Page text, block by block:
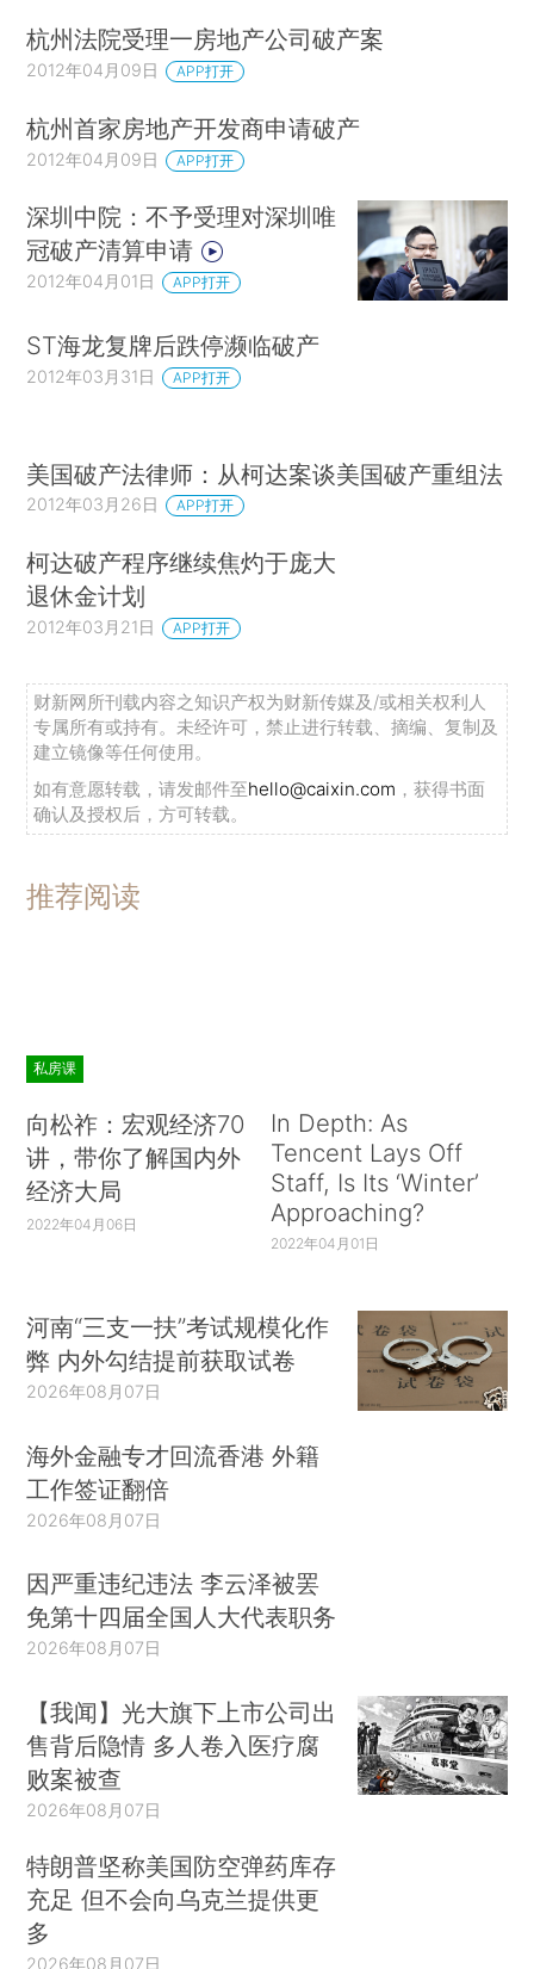
杭州法院受理一房地产公司破产案
2012年04月09日 APP打开
杭州首家房地产开发商申请破产
2012年04月09日 APP打开
深圳中院：不予受理对深圳唯
冠破产清算申请
2012年04月01日 APP打开
ST海龙复牌后跌停濒临破产
2012年03月31日 APP打开
美国破产法律师：从柯达案谈美国破产重组法
2012年03月26日 APP打开
柯达破产程序继续焦灼于庞大
退休金计划
2012年03月21日 APP打开
财新网所刊载内容之知识产权为财新传媒及/或相关权利人
专属所有或持有。未经许可，禁止进行转载、摘编、复制及
建立镜像等任何使用。
如有意愿转载，请发邮件至hello@caixin.com ，获得书面
确认及授权后，方可转载。
推荐阅读
私房课
向松祚：宏观经济70
讲，带你了解国内外
经济大局
2022年04月06日
In Depth: As
Tencent Lays Off
Staff, Is Its ‘Winter’
Approaching?
2022年04月01日
河南“三支一扶”考试规模化作
弊 内外勾结提前获取试卷
2026年08月07日
海外金融专才回流香港 外籍
工作签证翻倍
2026年08月07日
因严重违纪违法 李云泽被罢
免第十四届全国人大代表职务
2026年08月07日
【我闻】光大旗下上市公司出
售背后隐情 多人卷入医疗腐
败案被查
2026年08月07日
特朗普坚称美国防空弹药库存
充足 但不会向乌克兰提供更
多
2026年08月07日